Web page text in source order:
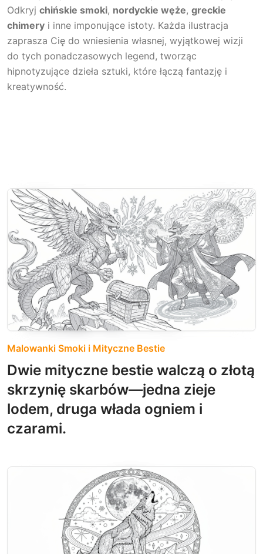
Odkryj chińskie smoki, nordyckie węże, greckie
chimery i inne imponujące istoty. Każda ilustracja
zaprasza Cię do wniesienia własnej, wyjątkowej wizji
do tych ponadczasowych legend, tworząc
hipnotyzujące dzieła sztuki, które łączą fantazję i
kreatywność.
Malowanki Smoki i Mityczne Bestie
Dwie mityczne bestie walczą o złotą
skrzynię skarbów—jedna zieje
lodem, druga włada ogniem i
czarami.